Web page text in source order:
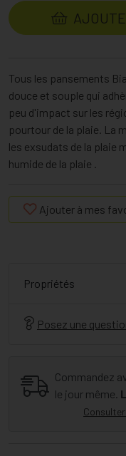
Tous les pansements
douce et souple qui
peu d'impact sur les
pourtour de la plaie. La
les exsudats de la plaie
humide de la plaie .
Ajouter à mes
Propriétés
Posez une
Commandez
le jour même.